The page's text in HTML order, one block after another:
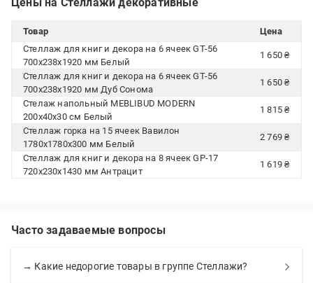
Товар
Цена
Стеллаж для книг и декора на 6 ячеек GT-56
700х238х1920 мм Белый
1 650 ₴
Стеллаж для книг и декора на 6 ячеек GT-56
700х238х1920 мм Дуб Сонома
1 650 ₴
Стелаж напольный MEBLIBUD MODERN
200х40х30 см Белый
1 815 ₴
Стеллаж горка на 15 ячеек Вавилон
1780х1780х300 мм Белый
2 769 ₴
Стеллаж для книг и декора на 8 ячеек GP-17
720х230х1430 мм Антрацит
1 619 ₴
Часто задаваемые вопросы
→ Какие недорогие товары в группе Стеллажи?